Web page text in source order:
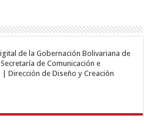
de la Gobernación Bolivariana de
de Comunicación e
Dirección de Diseño y Creación